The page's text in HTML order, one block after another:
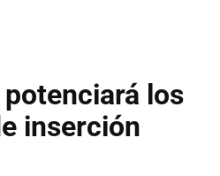
los
inserción